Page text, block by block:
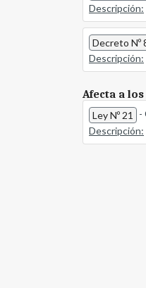
Descripción:
Decreto Nº
Descripción:
Afecta a
Ley Nº 21 -
Descripción: